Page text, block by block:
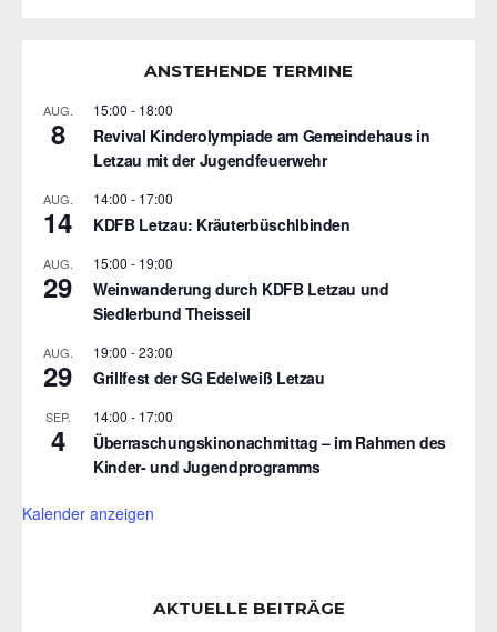
ANSTEHENDE TERMINE
AUG.
8
15:00 - 18:00
Revival Kinderolympiade am Gemeindehaus in
Letzau mit der Jugendfeuerwehr
AUG.
14
14:00 - 17:00
KDFB Letzau: Kräuterbüschlbinden
AUG.
29
15:00 - 19:00
Weinwanderung durch KDFB Letzau und
Siedlerbund Theisseil
AUG.
29
19:00 -23:00
Grillfest der SG Edelweiß Letzau
SEP.
4
14:00 - 17:00
Überraschungskinonachmittag – im Rahmen des
Kinder- und Jugendprogramms
Kalender anzeigen
AKTUELLE BEITRÄGE